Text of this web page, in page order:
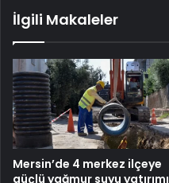
İlgili Makaleler
Mersin’de 4 merkez ilçeye
güçlü yağmur suyu yatırımı